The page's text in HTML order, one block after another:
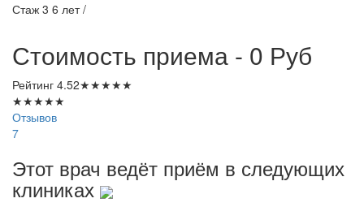
Стаж 3 6 лет /
Стоимость приема - 0 Руб
Рейтинг 4.52★★★★★
★★★★★
Отзывов
7
Этот врач ведёт приём в следующих
клиниках